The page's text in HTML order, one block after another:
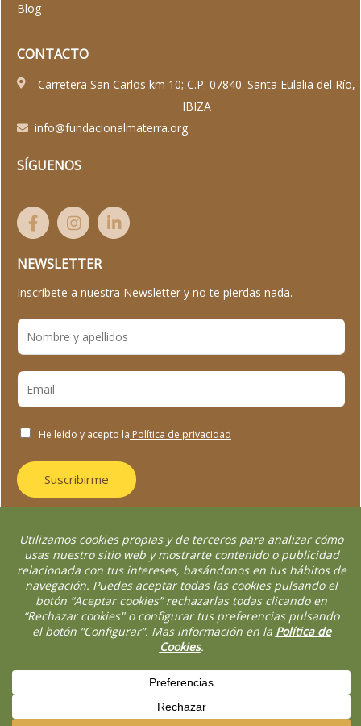
Blog
CONTACTO
Carretera San Carlos km 10; C.P. 07840. Santa Eulalia del Río,
IBIZA
info@fundacionalmaterra.org
SÍGUENOS
NEWSLETTER
Inscríbete a nuestra Newsletter y no te pierdas nada.
He leído y acepto la Política de privacidad
Suscribirme
Copyright © 2025 | Fundación Almaterra Ibiza